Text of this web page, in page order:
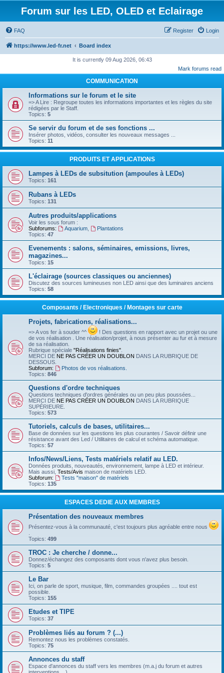
Forum sur les LED, OLED et Eclairage
FAQ Login
Register
https://www.led-fr.net Board index
It is currently 09 Aug 2026, 06:43
Mark forums read
COMMUNICATION
Informations sur le forum et le site
=> A Lire : Regroupe toutes les informations importantes et les règles du site
rédigées par le Staff.
Topics: 5
Se servir du forum et de ses fonctions ...
Insérer photos, vidéos, consulter les nouveaux messages ...
Topics: 11
PRODUITS ET APPLICATIONS
Lampes à LEDs de subsitution (ampoules à LEDs)
Topics: 161
Rubans à LEDs
Topics: 131
Autres produits/applications
Voir les sous forum :
Subforums:
Aquarium,
Plantations
Topics: 47
Evenements : salons, séminaires, emissions, livres,
magazines...
Topics: 15
L'éclairage (sources classiques ou anciennes)
Discutez des sources lumineuses non LED ainsi que des luminaires anciens
Topics: 58
Composants / Electroniques / Montages sur carte
Projets, fabrications, réalisations...
=> A vos fer à souder ^^
! Des questions en rapport avec un projet ou une
de vos réalisation . Une réalisation/projet, à nous présenter au fur et à mesure
de sa réalisation.
Rubrique spéciale "Réalisations finies"
MERCI DE NE PAS CRÉER UN DOUBLON DANS LA RUBRIQUE DE
DESSOUS.
Subforum:
Photos de vos réalisations.
Topics: 846
Questions d'ordre techniques
Questions techniques d'ordres générales ou un peu plus poussées...
MERCI DE NE PAS CRÉER UN DOUBLON DANS LA RUBRIQUE
SUPÉRIEURE.
Topics: 573
Tutoriels, calculs de bases, utilitaires...
Base de données sur les questions les plus courantes / Savoir définir une
résistance avant des Led / Utilitaires de calcul et schéma automatique.
Topics: 57
Infos/News/Liens, Tests matériels relatif au LED.
Données produits, nouveautés, environnement, lampe à LED et intérieur.
Mais aussi, Tests/Avis maison de matériels LED.
Subforum:
Tests "maison" de matériels
Topics: 135
ESPACES DEDIE AUX MEMBRES
Présentation des nouveaux membres
Présentez-vous à la communauté, c'est toujours plus agréable entre nous
Topics: 499
TROC : Je cherche / donne...
Donnez/échangez des composants dont vous n'avez plus besoin.
Topics: 5
Le Bar
Ici, on parle de sport, musique, film, commandes groupées .... tout est
possible.
Topics: 155
Etudes et TIPE
Topics: 37
Problèmes liés au forum ? (...)
Remontez nous les problèmes constatés.
Topics: 75
Annonces du staff
Espace d'annonces du staff vers les membres (m.a.j du forum et autres